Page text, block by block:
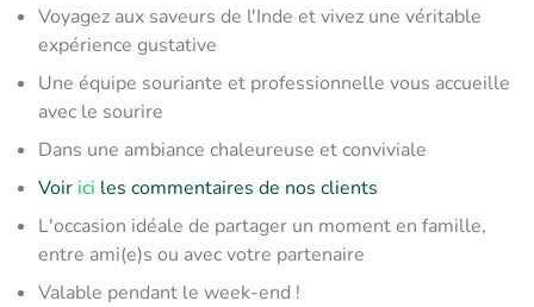
Voyagez aux saveurs de l'Inde et vivez une véritable
expérience gustative
Une équipe souriante et professionnelle vous accueille
avec le sourire
Dans une ambiance chaleureuse et conviviale
Voir ici les commentaires de nos clients
L'occasion idéale de partager un moment en famille,
entre ami(e)s ou avec votre partenaire
Valable pendant le week-end !